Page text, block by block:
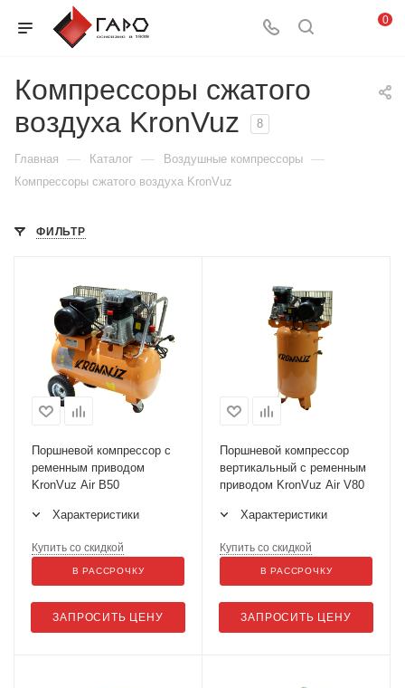
0
Компрессоры сжатого
воздуха KronVuz
8
Главная — Каталог — Воздушные компрессоры —
Компрессоры сжатого воздуха KronVuz
ФИЛЬТР
Поршневой компрессор с
ременным приводом
KronVuz Air B50
Характеристики
ЗАПРОСИТЬ ЦЕНУ
Купить со скидкой
В РАССРОЧКУ
Поршневой компрессор
вертикальный с ременным
приводом KronVuz Air V80
Характеристики
ЗАПРОСИТЬ ЦЕНУ
Купить со скидкой
В РАССРОЧКУ